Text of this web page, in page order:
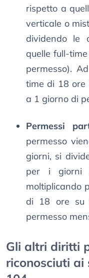
rispetto a
verticale o
dividendo le
quelle full-
permesso).
time di 18
a 1 giorno di
Permessi
permesso
giorni, si
per i giorni
moltiplicando
di 18 ore su
permesso
Gli altri diritti
riconosciuti ai